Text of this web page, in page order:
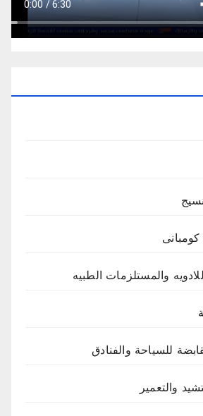
والمستلزمات الطبيه
للسياحة والفنادق
والتعمير